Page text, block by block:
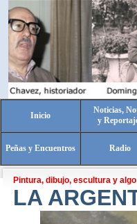
Inicio
Noticias,
y
Peñas y Encuentros Radio
Pintura, dibujo, escultura y
LA